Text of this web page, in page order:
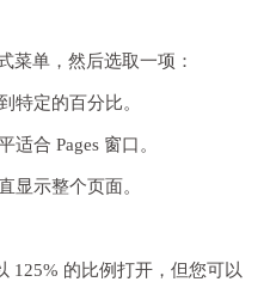
菜单，然后选取一项：
特定的百分比。
适合 Pages 窗口。
显示整个页面。
125% 的比例打开，但您可以